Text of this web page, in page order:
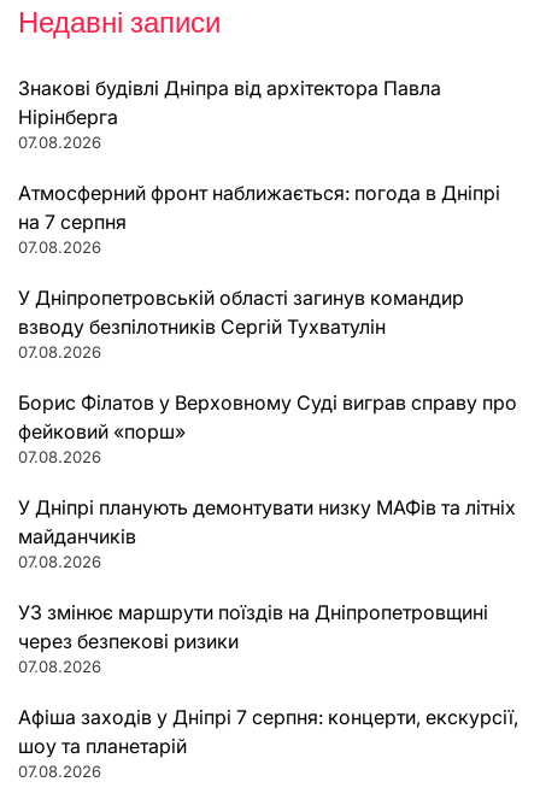
Недавні записи
Знакові будівлі Дніпра від архітектора Павла
Нірінберга
07.08.2026
Атмосферний фронт наближається: погода в Дніпрі
на 7 серпня
07.08.2026
У Дніпропетровській області загинув командир
взводу безпілотників Сергій Тухватулін
07.08.2026
Борис Філатов у Верховному Суді виграв справу про
фейковий «порш»
07.08.2026
У Дніпрі планують демонтувати низку МАФів та літніх
майданчиків
07.08.2026
УЗ змінює маршрути поїздів на Дніпропетровщині
через безпекові ризики
07.08.2026
Афіша заходів у Дніпрі 7 серпня: концерти, екскурсії,
шоу та планетарій
07.08.2026